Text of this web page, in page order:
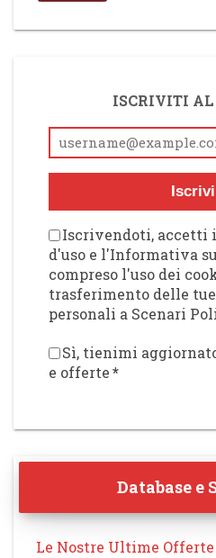
ISCRIVITI AL
Iscrivendoti, accetti
d'uso e l'Informativa
compreso l'uso dei
trasferimento delle
personali a Scenari
Sì, tienimi
e offerte*
Database e
Le Nostre Ultime Offerte